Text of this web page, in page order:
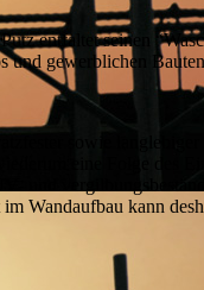
entfaltet seinen
und gewerblichen
Wandaufbau kann